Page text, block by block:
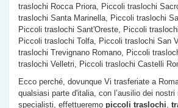
traslochi Rocca Priora, Piccoli traslochi
traslochi Santa Marinella, Piccoli traslochi
Piccoli traslochi Sant'Oreste, Piccoli
Piccoli traslochi Tolfa, Piccoli traslochi San
traslochi Trevignano Romano, Piccoli
traslochi Velletri, Piccoli traslochi Castelli
Ecco perché, dovunque Vi trasferiate a
qualsiasi parte d'italia, con l’ausilio dei
specialisti, effettueremo piccoli traslochi,